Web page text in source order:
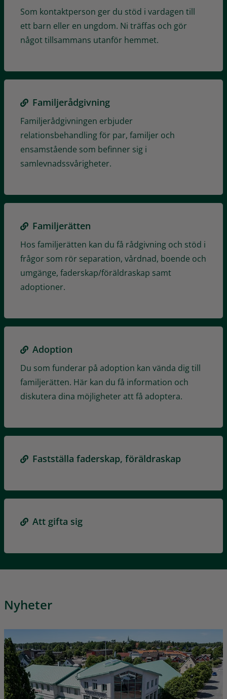
Som kontaktperson ger du stöd i vardagen till
ett barn eller en ungdom. Ni träffas och gör
något tillsammans utanför hemmet.
Familjerådgivning
Familjerådgivningen erbjuder
relationsbehandling för par, familjer och
ensamstående som befinner sig i
samlevnadssvårigheter.
Familjerätten
Hos familjerätten kan du få rådgivning och stöd i
frågor som rör separation, vårdnad, boende och
umgänge, faderskap/föräldraskap samt
adoptioner.
Adoption
Du som funderar på adoption kan vända dig till
familjerätten. Här kan du få information och
diskutera dina möjligheter att få adoptera.
Fastställa faderskap, föräldraskap
Att gifta sig
Nyheter